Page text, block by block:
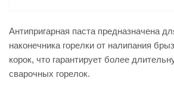
Антипригарная паста предназначена
наконечника горелки от налипания
корок, что гарантирует более
сварочных горелок.